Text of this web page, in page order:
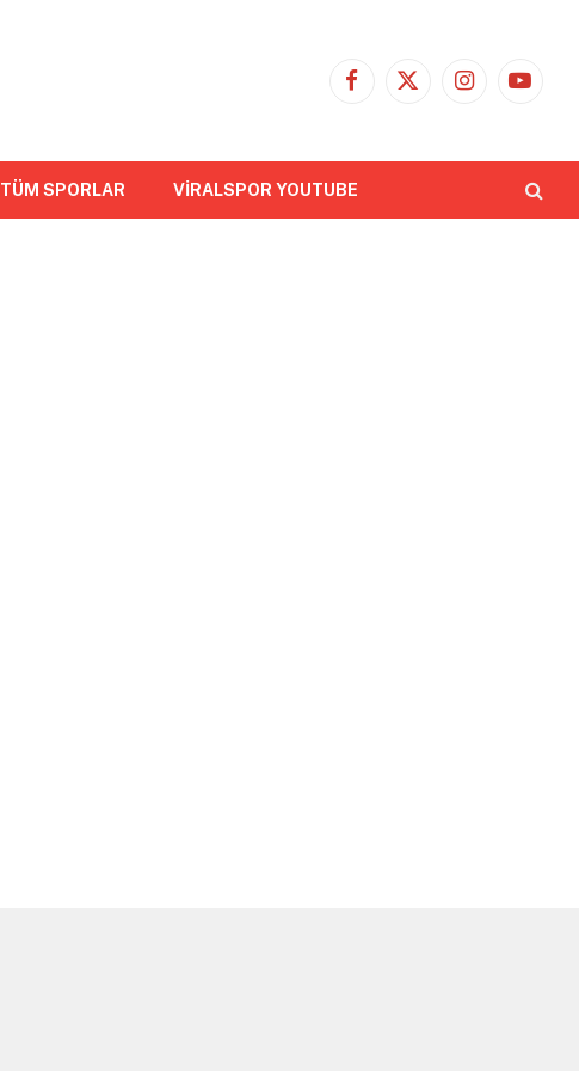
Facebook
X
Instagram
TÜM SPORLAR VİRALSPOR YOUTUBE